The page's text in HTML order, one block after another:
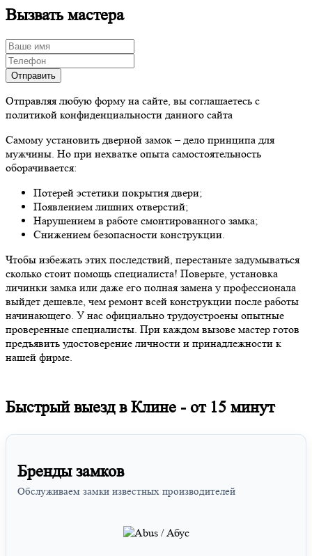
Вызвать мастера
Отправляя любую форму на сайте, вы соглашаетесь с
политикой конфиденциальности данного сайта
Самому установить дверной замок – дело принципа для
мужчины. Но при нехватке опыта самостоятельность
оборачивается:
Потерей эстетики покрытия двери;
Появлением лишних отверстий;
Нарушением в работе смонтированного замка;
Снижением безопасности конструкции.
Чтобы избежать этих последствий, перестаньте задумываться
сколько стоит помощь специалиста! Поверьте, установка
личинки замка или даже его полная замена у профессионала
выйдет дешевле, чем ремонт всей конструкции после работы
начинающего. У нас официально трудоустроены опытные
проверенные специалисты. При каждом вызове мастер готов
предъявить удостоверение личности и принадлежности к
нашей фирме.
Быстрый выезд в Клине - от 15 минут
Бренды замков
Обслуживаем замки известных производителей